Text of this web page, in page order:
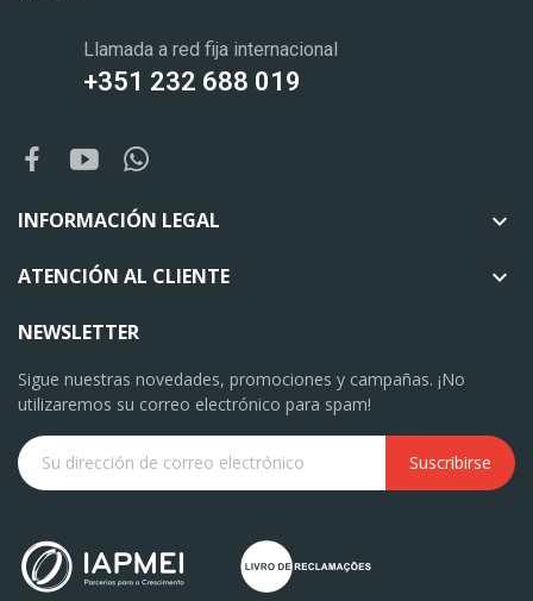
Llamada a red fija internacional
+351 232 688 019
INFORMACIÓN LEGAL 
ATENCIÓN AL CLIENTE 
NEWSLETTER
Sigue nuestras novedades, promociones y campañas. ¡No
utilizaremos su correo electrónico para spam!
Suscribirse